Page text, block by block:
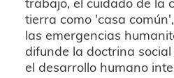
tierra como 'casa
las emergencias
difunde la doctrina
el desarrollo humano